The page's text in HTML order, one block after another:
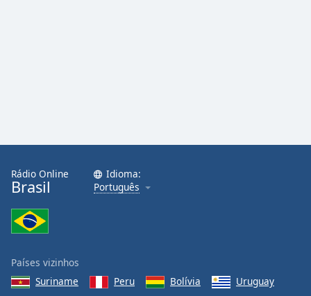
Rádio Online
Brasil
Idioma:
Português
Países vizinhos
Suriname
Peru Bolívia
Uruguay